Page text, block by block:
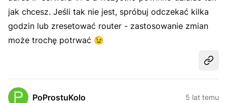
jak chcesz. Jeśli tak nie jest, spróbuj odczekać kilka
godzin lub zresetować router - zastosowanie zmian
może trochę potrwać 😉
PoProstuKolo 5 lat temu